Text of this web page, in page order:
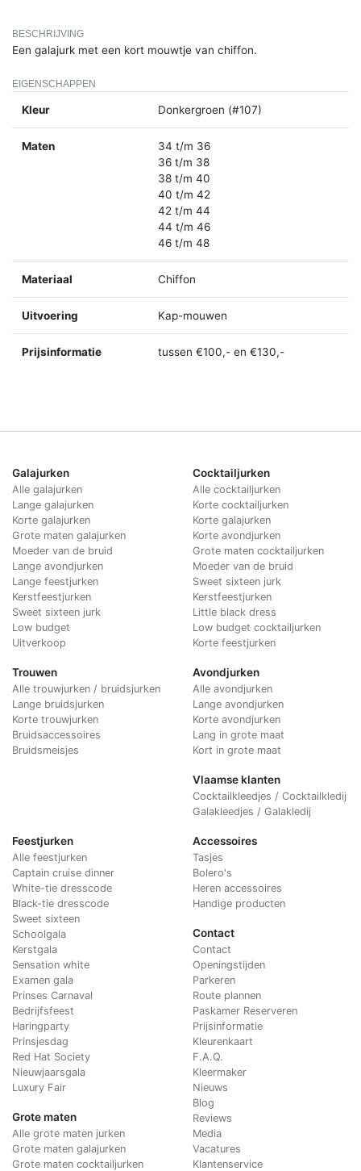
BESCHRIJVING
Een galajurk met een kort mouwtje van chiffon.
EIGENSCHAPPEN
Kleur Donkergroen (#107)
Maten
34 t/m 36
36 t/m 38
38 t/m 40
40 t/m 42
42 t/m 44
44 t/m 46
46 t/m 48
Materiaal Chiffon
Uitvoering Kap-mouwen
Prijsinformatie tussen €100,- en €130,-
Galajurken
Alle galajurken
Lange galajurken
Korte galajurken
Grote maten galajurken
Moeder van de bruid
Lange avondjurken
Lange feestjurken
Kerstfeestjurken
Sweet sixteen jurk
Low budget
Uitverkoop
Trouwen
Alle trouwjurken / bruidsjurken
Lange bruidsjurken
Korte trouwjurken
Bruidsaccessoires
Bruidsmeisjes
Cocktailjurken
Alle cocktailjurken
Korte cocktailjurken
Korte galajurken
Korte avondjurken
Grote maten cocktailjurken
Moeder van de bruid
Sweet sixteen jurk
Kerstfeestjurken
Little black dress
Low budget cocktailjurken
Korte feestjurken
Avondjurken
Alle avondjurken
Lange avondjurken
Korte avondjurken
Lang in grote maat
Kort in grote maat
Vlaamse klanten
Cocktailkleedjes / Cocktailkledij
Galakleedjes / Galakledij
Feestjurken
Alle feestjurken
Captain cruise dinner
White-tie dresscode
Black-tie dresscode
Sweet sixteen
Schoolgala
Kerstgala
Sensation white
Examen gala
Prinses Carnaval
Bedrijfsfeest
Haringparty
Prinsjesdag
Red Hat Society
Nieuwjaarsgala
Luxury Fair
Grote maten
Alle grote maten jurken
Grote maten galajurken
Grote maten cocktailjurken
Accessoires
Tasjes
Bolero's
Heren accessoires
Handige producten
Contact
Contact
Openingstijden
Parkeren
Route plannen
Paskamer Reserveren
Prijsinformatie
Kleurenkaart
F.A.Q.
Kleermaker
Nieuws
Blog
Reviews
Media
Vacatures
Klantenservice